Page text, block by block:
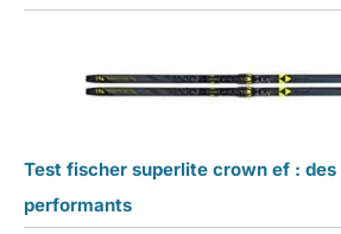
Test fischer superlite crown ef : des
performants